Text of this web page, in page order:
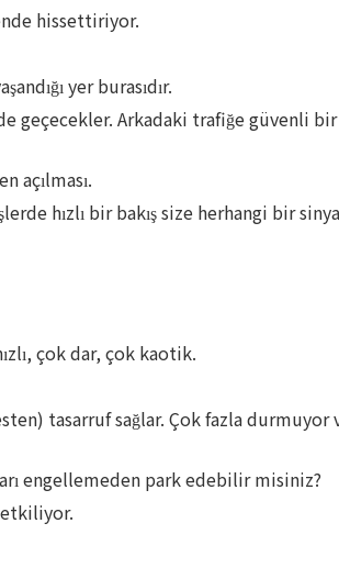
hissettiriyor.
yer burasıdır.
geçecekler. Arkadaki trafiğe güvenli
açılması.
hızlı bir bakış size herhangi bir
çok dar, çok kaotik.
tasarruf sağlar. Çok fazla durmuyor
engellemeden park edebilir misiniz?